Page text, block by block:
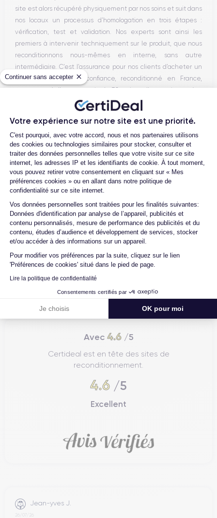
Continuer sans accepter
Votre expérience sur notre site est une priorité.
Plateforme de Gestion du
C'est pourquoi, avec votre accord, nous et nos partenaires utilisons
des cookies ou technologies similaires pour stocker, consulter et
traiter des données personnelles telles que votre visite sur ce site
internet, les adresses IP et les identifiants de cookie. À tout moment,
vous pouvez retirer votre consentement en cliquant sur « Mes
préférences cookies » ou en allant dans notre politique de
confidentialité sur ce site internet.
Vos données personnelles sont traitées pour les finalités suivantes:
Données d'identification par analyse de l’appareil, publicités et
contenu personnalisés, mesure de performance des publicités et du
contenu, études d’audience et développement de services, stocker
et/ou accéder à des informations sur un appareil.
Pour modifier vos préférences par la suite, cliquez sur le lien
'Préférences de cookies' situé dans le pied de page.
Lire la politique de confidentialité
Consentements certifiés par
Je choisis OK pour moi
Axeptio consent
site est alors récupéré physiquement par nos soins et suit dans
nos locaux un processus d’homologation en trois étapes :
vérification, test et validation. Nos experts sont ainsi les
premiers à intervenir techniquement sur le produit, que nous
reconditionnons nous-mêmes en interne, sans autre
intermédiaire. C’est l’assurance pour nos clients d’acheter un
téléphone en toute confiance, reconditionné en France,
accompagné d’une garantie de 30 mois et d’un service après-
vente en contact continu avec nos experts techniques.
Parcours d'un Smartphone
Avec 4.6/5
Certideal est en tête des sites de
reconditionnement.
4.6 /5
Excellent
Jean-yves J.
26/07/26